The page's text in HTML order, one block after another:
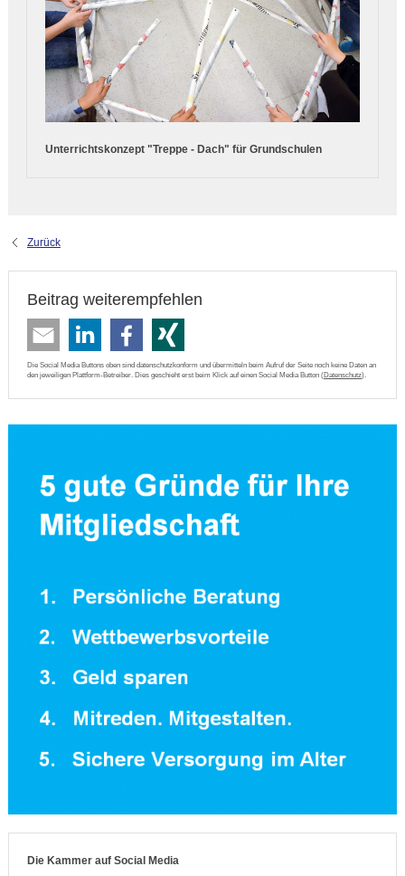
Unterrichtskonzept "Treppe - Dach" für Grundschulen
Zurück
Beitrag weiterempfehlen
Die Social Media Buttons oben sind datenschutzkonform und übermitteln beim Aufruf der Seite noch keine Daten an
den jeweiligen Plattform-Betreiber. Dies geschieht erst beim Klick auf einen Social Media Button (Datenschutz).
Die Kammer auf Social Media